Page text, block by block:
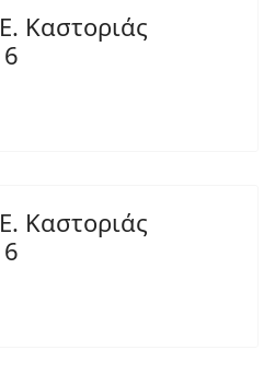
Καστοριάς
Καστοριάς